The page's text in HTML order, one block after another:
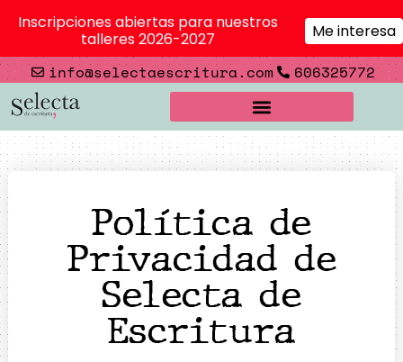
info@selectaescritura.com 606325772
Política de
Privacidad de
Selecta de
Escritura
Inscripciones abiertas para nuestros
talleres 2026-2027
Me interesa